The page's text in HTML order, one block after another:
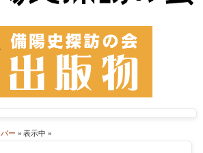
ー » 表示中 »